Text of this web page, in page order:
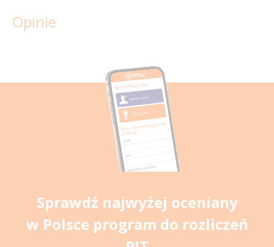
Opinie
Sprawdź najwyżej oceniany
w Polsce program do rozliczeń